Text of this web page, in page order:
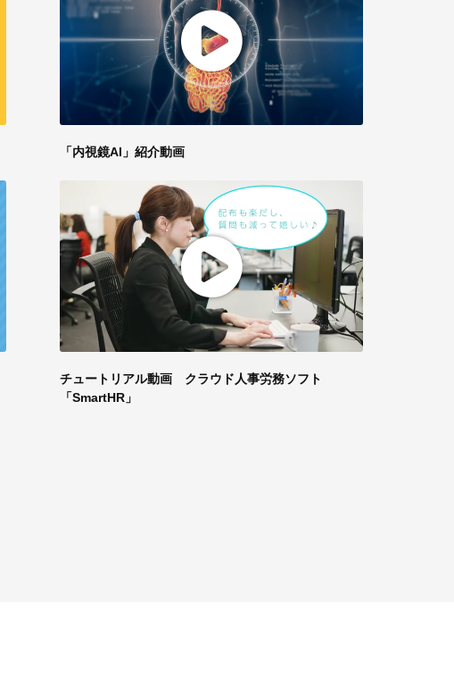
「内視鏡AI」紹介動画
チュートリアル動画 クラウド人事労務ソフト
「SmartHR」